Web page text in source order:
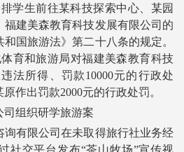
学生前往某科技探索中心、某园
建美森教育科技发展有限公司的
国旅游法》第二十八条的规定。
育和旅游局对福建美森教育科技
法所得、罚款10000元的行政处
作出罚款2000元的行政处罚。
组织研学旅游案
有限公司在未取得旅行社业务经